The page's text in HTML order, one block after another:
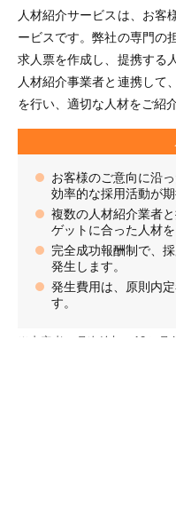
人材紹介サービスは、お客
ービスです。弊社の専門の
求人票を作成し、提携する
人材紹介事業者と連携して
を行い、適切な人材をご紹
お客様のご意向に沿
効率的な採用活動が期
複数の人材紹介業者
ゲットに合った人材
完全成功報酬制で、
発生します。
発生費用は、原則内
す。
※内定者の月次給与の12か月